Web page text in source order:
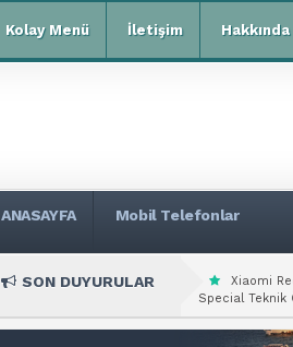
Kolay Menü İletişim Hakkında
ANASAYFA Mobil Telefonlar
SON DUYURULAR Xiaomi
Special Teknik